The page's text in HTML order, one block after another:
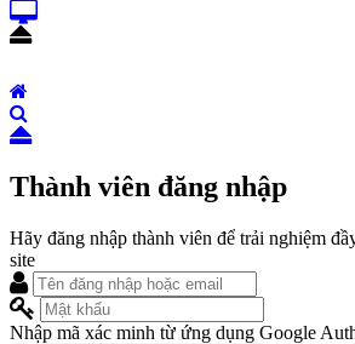
Thành viên đăng nhập
Hãy đăng nhập thành viên để trải nghiệm
site
Nhập mã xác minh từ ứng dụng Google